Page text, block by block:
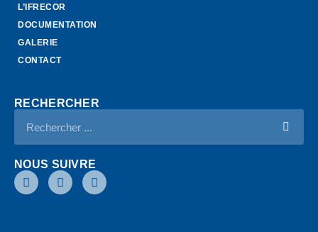
L’IFRECOR
DOCUMENTATION
GALERIE
CONTACT
RECHERCHER
NOUS SUIVRE